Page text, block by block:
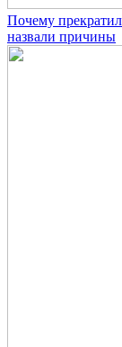
Почему
назвали причины